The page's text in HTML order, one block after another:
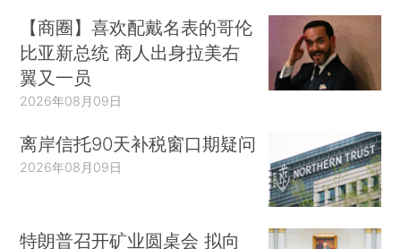
【商圈】喜欢配戴名表的哥伦
比亚新总统 商人出身拉美右
翼又一员
2026年08月09日
离岸信托90天补税窗口期疑问
2026年08月09日
特朗普召开矿业圆桌会 拟向